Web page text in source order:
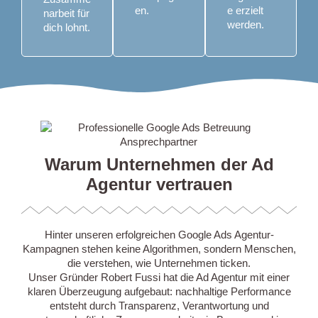
narbeit für
dich lohnt.
en.
e erzielt
werden.
Warum Unternehmen der Ad
Agentur vertrauen
Hinter unseren erfolgreichen Google Ads Agentur-
Kampagnen stehen keine Algorithmen, sondern Menschen,
die verstehen, wie Unternehmen ticken.
Unser Gründer Robert Fussi hat die Ad Agentur mit einer
klaren Überzeugung aufgebaut: nachhaltige Performance
entsteht durch Transparenz, Verantwortung und